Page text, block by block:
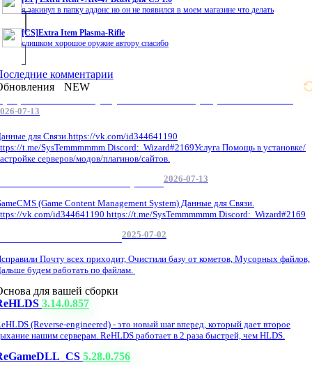
я закинул в папку аддонс но он не появился в моем магазине что делать
[CS]Extra Item Plasma-Rifle
слишком хорошое оружие автору спасибо
комментарии
NEW
07-13
для Связи.https://vk.com/id344641190
t.me/SysTemmmmmm Discord: Wizard#2169Услуга Помощь в установке/
серверов/модов/плагинов/сайтов.
2026-07-13
(Game Content Management System) Данные для Связи.
vk.com/id344641190 https://t.me/SysTemmmmmm Discord: Wizard#2169
2025-07-02
Почту всех приходит, Очистили базу от кометов, Мусорных файлов,
будем работать по файлам.
для вашей сборки
3.14.0.857
(Reverse-engineered) - это новый шаг вперед, который дает второе
нашим серверам. ReHLDS работает в 2 раза быстрей, чем HLDS.
5.28.0.756